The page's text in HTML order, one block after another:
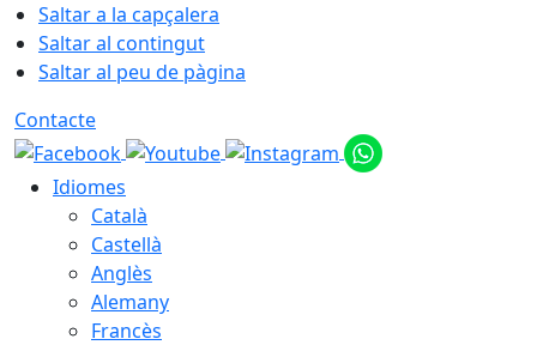
Saltar a la capçalera
Saltar al contingut
Saltar al peu de pàgina
Contacte
Idiomes
Català
Castellà
Anglès
Alemany
Francès